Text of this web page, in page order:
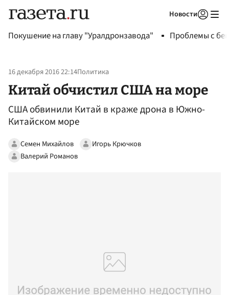
Новости
Покушение на главу "Уралдронзавода" Проблемы с
16 декабря 2016 22:14Политика
Китай обчистил США на море
CША обвинили Китай в краже дрона в Южно-
Китайском море
Семен Михайлов
Игорь Крючков
Валерий Романов